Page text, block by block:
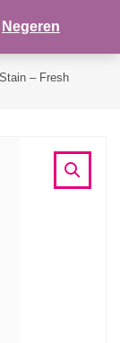
– Fresh
Negeren